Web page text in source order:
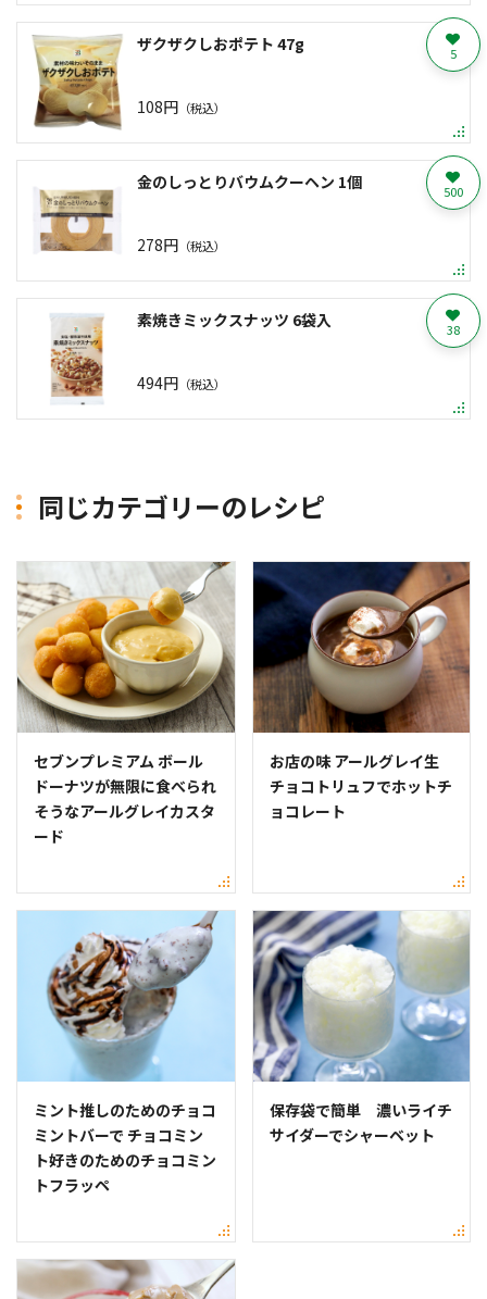
ザクザクしおポテト 47g
108円 （税込）
5
金のしっとりバウムクーヘン 1個
278円 （税込）
500
素焼きミックスナッツ 6袋入
494円 （税込）
38
同じカテゴリーのレシピ
セブンプレミアム ボール
ドーナツが無限に食べられ
そうなアールグレイカスタ
ード
お店の味 アールグレイ生
チョコトリュフでホットチ
ョコレート
ミント推しのためのチョコ
ミントバーで チョコミン
ト好きのためのチョコミン
トフラッペ
保存袋で簡単 濃いライチ
サイダーでシャーベット